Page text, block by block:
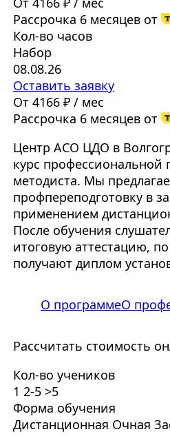
Рассрочка 6 месяцев от
Кол-во часов
Набор
08.08.26
Оставить заявку
От 4166 ₽ / мес
Рассрочка 6 месяцев от
Центр АСО ЦДО в
курс профессиональной
методиста. Мы
профпереподготовку в
применением
После обучения
итоговую аттестацию,
получают диплом
О программеО
Рассчитать стоимость
Кол-во учеников
1 2-5 >5
Форма обучения
Дистанционная Очная